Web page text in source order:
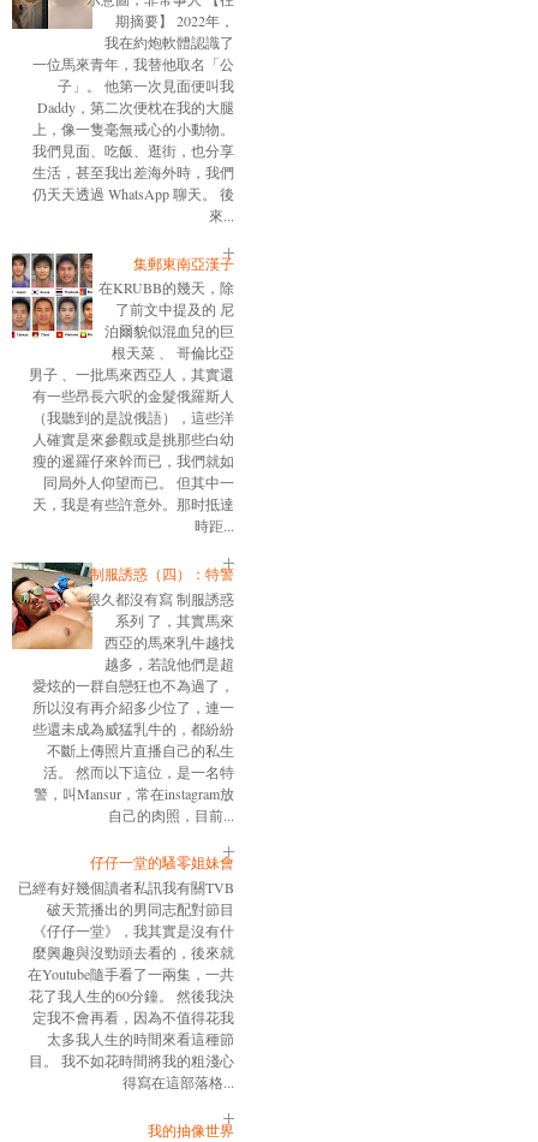
期摘要】 2022年，
我在約炮軟體認識了
一位馬來青年，我替他取名「公
子」。 他第一次見面便叫我
Daddy，第二次便枕在我的大腿
上，像一隻毫無戒心的小動物。
我們見面、吃飯、逛街，也分享
生活，甚至我出差海外時，我們
仍天天透過 WhatsApp 聊天。 後
來...
集郵東南亞漢子
在KRUBB的幾天，除
了前文中提及的 尼
泊爾貌似混血兒的巨
根天菜 、 哥倫比亞
男子 、一批馬來西亞人，其實還
有一些昂長六呎的金髮俄羅斯人
（我聽到的是說俄語），這些洋
人確實是來參觀或是挑那些白幼
瘦的暹羅仔來幹而已，我們就如
同局外人仰望而已。 但其中一
天，我是有些許意外。那时抵達
時距...
制服誘惑（四）：特警
很久都沒有寫 制服誘惑
系列 了，其實馬來
西亞的馬來乳牛越找
越多，若說他們是超
愛炫的一群自戀狂也不為過了，
所以沒有再介紹多少位了，連一
些還未成為威猛乳牛的，都紛紛
不斷上傳照片直播自己的私生
活。 然而以下這位，是一名特
警，叫Mansur，常在instagram放
自己的肉照，目前...
仔仔一堂的騷零姐妹會
已經有好幾個讀者私訊我有關TVB
破天荒播出的男同志配對節目
《仔仔一堂》，我其實是沒有什
麼興趣與沒勁頭去看的，後來就
在Youtube隨手看了一兩集，一共
花了我人生的60分鐘。 然後我決
定我不會再看，因為不值得花我
太多我人生的時間來看這種節
目。 我不如花時間將我的粗淺心
得寫在這部落格...
我的抽像世界